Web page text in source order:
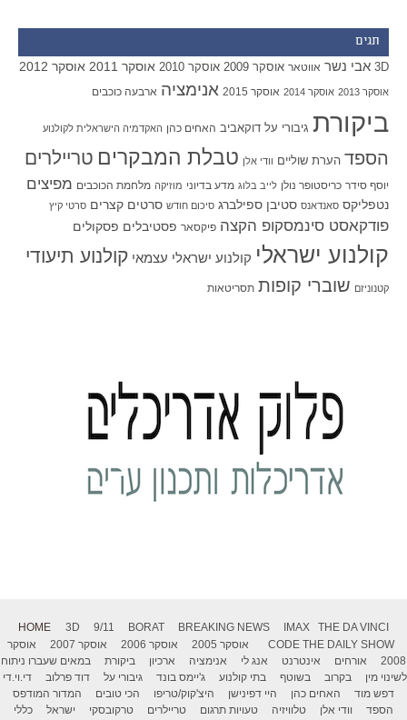
תגים
3D אבי נשר אווטאר אוסקר 2009 אוסקר 2010 אוסקר 2011 אוסקר 2012
אוסקר 2013 אוסקר 2014 אוסקר 2015 אנימציה ארבעה כוכבים
ביקורת גיבורי על דוקאביב האחים כהן האקדמיה הישראלית לקולנוע
הספד הערת שוליים וודי אלן טבלת המבקרים טריילרים
יוסף סידר כריסטופר נולן לייב בלוג מדע בדיוני מוזיקה מלחמת הכוכבים מפיצים
נטפליקס סאנדאנס סטיבן ספילברג סיכום חודש סרטים קצרים סרטי קיץ
פודקאסט סינמסקופ הקצה פיקסאר פסטיבלים פסקולים
קולנוע ישראלי קולנוע ישראלי עצמאי קולנוע תיעודי
קטנוניזם שוברי קופות תסריטאות
HOME 3D 9/11 BORAT BREAKING NEWS IMAX
THE DA VINCI
CODE THE DAILY SHOW אוסקר 2005 אוסקר 2006 אוסקר 2007
אוסקר
2008
אורחים אינטרנט אנג לי אנימציה ארכיון ביקורת
במאים שעברו ניתוח
לשינוי מין
בקרוב בשוטף בתי קולנוע ג'יימס בונד גיבורי על דוד פרלוב
די.וי.די
דפש מוד
האחים כהן היי דפינישן היצ'קוק/טריפו הכי טובים
המדור המודפס
הספד
וודי אלן טלוויזיה טעויות תרגום טריילרים טרקובסקי ישראל כללי